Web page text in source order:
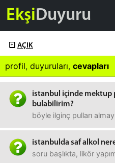
EkşiDuyuru
AÇIK
profil, duyuruları, cevapları
istanbul içinde mektup
bulabilirim?
böyle ilginç pulları
istanbulda saf alkol
soru başlıkta, likör